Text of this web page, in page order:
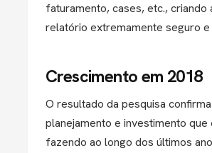
faturamento, cases, etc., criando
relatório extremamente seguro e
Crescimento em 2018
O resultado da pesquisa
planejamento e investimento que
fazendo ao longo dos últimos